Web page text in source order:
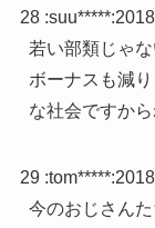
28 :suu*****:
若い部類じゃ
ボーナスも減
な社会ですから
29 :tom*****:
今のおじさん